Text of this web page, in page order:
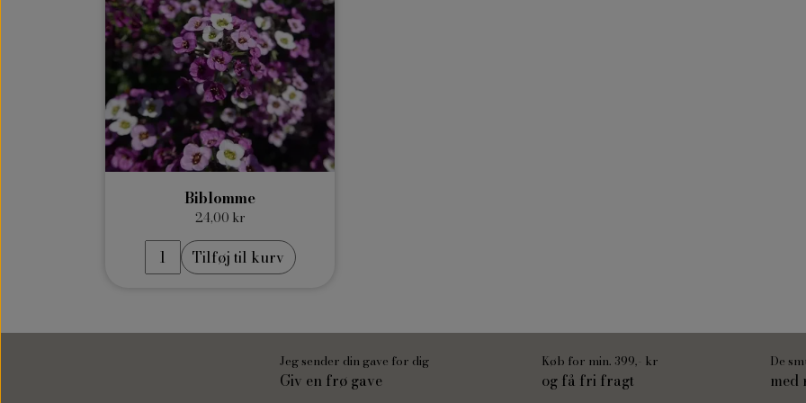
Biblomme
24,00 kr
Tilføj til kurv
Jeg sender din gave for dig
Giv en frø gave
Køb for min. 399,- kr
og få fri fragt
De
med